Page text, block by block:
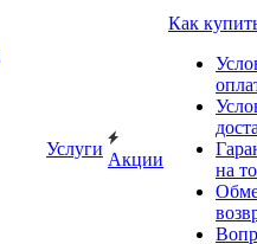
Услуги
Акции
Как
на